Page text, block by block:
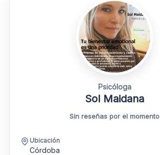
Psicóloga
Sol Maidana
Sin reseñas por el momento
Ubicación
Córdoba